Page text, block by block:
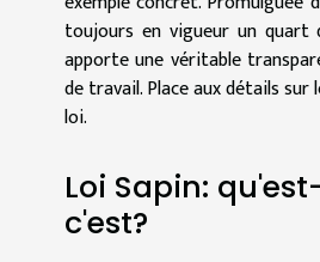
toujours en vigueur un quart
apporte une véritable
de travail. Place aux détails
loi.
Loi Sapin:
c'est?